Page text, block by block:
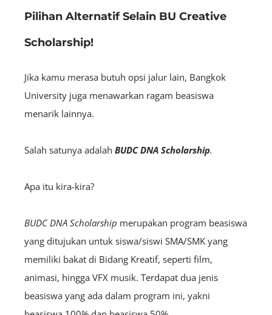
Pilihan Alternatif Selain BU Creative
Scholarship!
Jika kamu merasa butuh opsi jalur lain, Bangkok
University juga menawarkan ragam beasiswa
menarik lainnya.
Salah satunya adalah BUDC DNA Scholarship.
Apa itu kira-kira?
BUDC DNA Scholarship merupakan program beasiswa
yang ditujukan untuk siswa/siswi SMA/SMK yang
memiliki bakat di Bidang Kreatif, seperti film,
animasi, hingga VFX musik. Terdapat dua jenis
beasiswa yang ada dalam program ini, yakni